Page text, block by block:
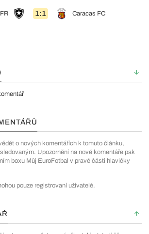
1:1 Caracas FC
o nových komentářích k tomuto článku,
Upozornění na nové komentáře pak
boxu Můj EuroFotbal v pravé části hlavičky
pouze registrovaní uživatelé.